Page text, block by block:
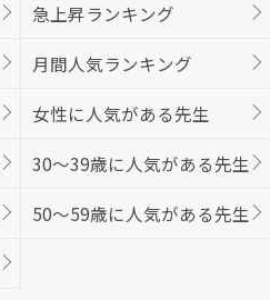
急上昇ランキング
月間人気ランキング
女性に人気がある先生
30～39歳に人気がある先生
50～59歳に人気がある先生